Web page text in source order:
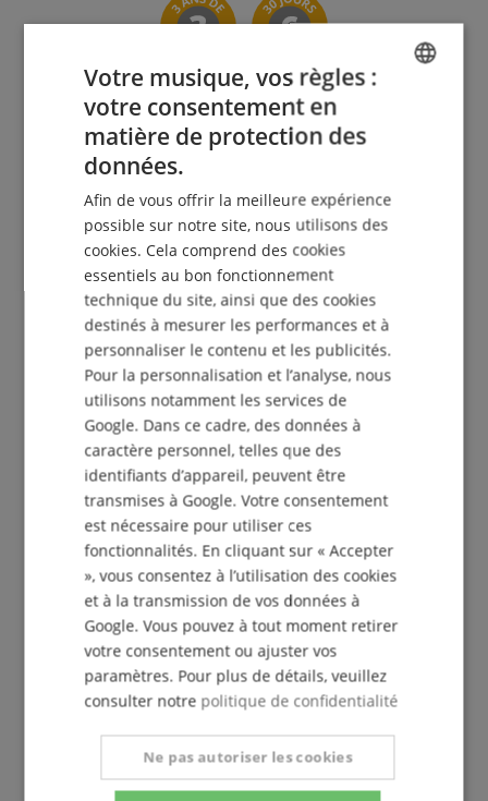
Le Kirstein Beat !
Inscris-toi maintenant à notre newsletter et assure-
toi de recevoir tonbon de 5€.
S'abonner gratuitement »
Plus d'info »
+33-1828-83935
De nouveau disponible à partir de Lu 10.08, 09:30
Informations complémentaires
france@kirstein.de
FRENCH
SPANISH
Votre musique, vos règles :
votre consentement en
matière de protection des
données.
Afin de vous offrir la meilleure expérience
possible sur notre site, nous utilisons des
cookies. Cela comprend des cookies
essentiels au bon fonctionnement
technique du site, ainsi que des cookies
destinés à mesurer les performances et à
personnaliser le contenu et les publicités.
Pour la personnalisation et l’analyse, nous
utilisons notamment les services de
Google. Dans ce cadre, des données à
caractère personnel, telles que des
identifiants d’appareil, peuvent être
transmises à Google. Votre consentement
est nécessaire pour utiliser ces
fonctionnalités. En cliquant sur « Accepter
», vous consentez à l’utilisation des cookies
et à la transmission de vos données à
Google. Vous pouvez à tout moment retirer
votre consentement ou ajuster vos
paramètres. Pour plus de détails, veuillez
consulter notre politique de confidentialité
Ne pas autoriser les cookies